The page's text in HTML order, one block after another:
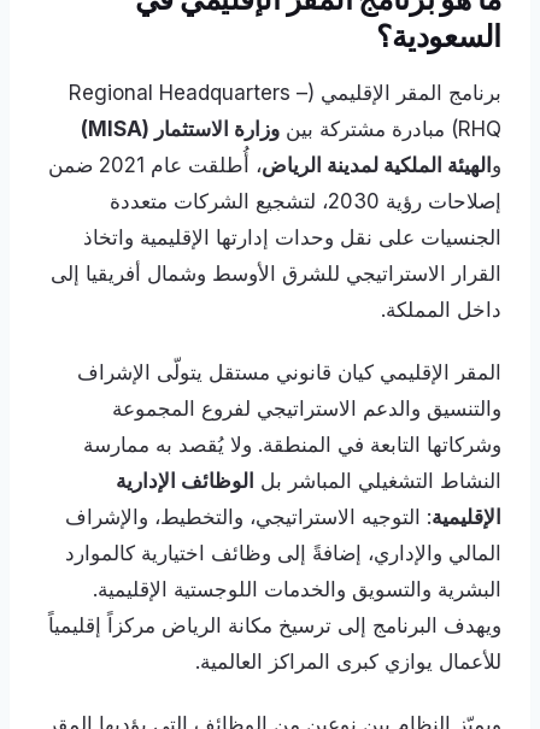
السعودية؟
برنامج المقر الإقليمي (Regional Headquarters –
RHQ) مبادرة مشتركة بين
وزارة الاستثمار (MISA)
و الهيئة الملكية لمدينة الرياض
، أُطلقت عام 2021 ضمن
إصلاحات رؤية 2030، لتشجيع الشركات متعددة
الجنسيات على نقل وحدات إدارتها الإقليمية واتخاذ
القرار الاستراتيجي للشرق الأوسط وشمال أفريقيا إلى
داخل المملكة.
المقر الإقليمي كيان قانوني مستقل يتولّى الإشراف
والتنسيق والدعم الاستراتيجي لفروع المجموعة
وشركاتها التابعة في المنطقة. ولا يُقصد به ممارسة
النشاط التشغيلي المباشر بل الوظائف الإدارية
الإقليمية: التوجيه الاستراتيجي، والتخطيط، والإشراف
المالي والإداري، إضافةً إلى وظائف اختيارية كالموارد
البشرية والتسويق والخدمات اللوجستية الإقليمية.
ويهدف البرنامج إلى ترسيخ مكانة الرياض مركزاً إقليمياً
للأعمال يوازي كبرى المراكز العالمية.
ويميّز النظام بين نوعين من الوظائف التي يؤديها المقر